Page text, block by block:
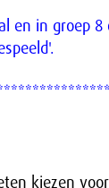
en in groep
kiezen voor